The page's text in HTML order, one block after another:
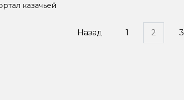
казачьей
Назад 1 2 3